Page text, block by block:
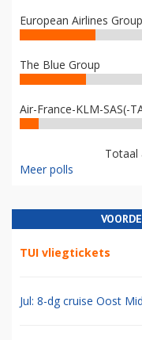
European Airlines
The Blue Group
Air-France-KLM-SAS(-
Totaal
Meer polls
TUI vliegtickets
Jul: 8-dg cruise Oost